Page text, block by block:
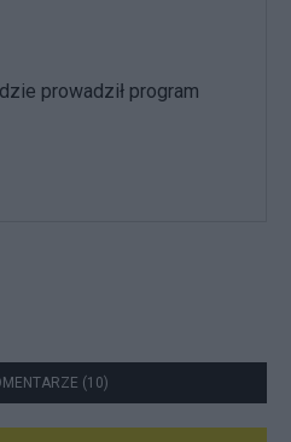
prowadził program
(10)